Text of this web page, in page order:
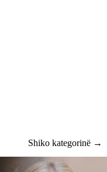
Shiko kategorinë →